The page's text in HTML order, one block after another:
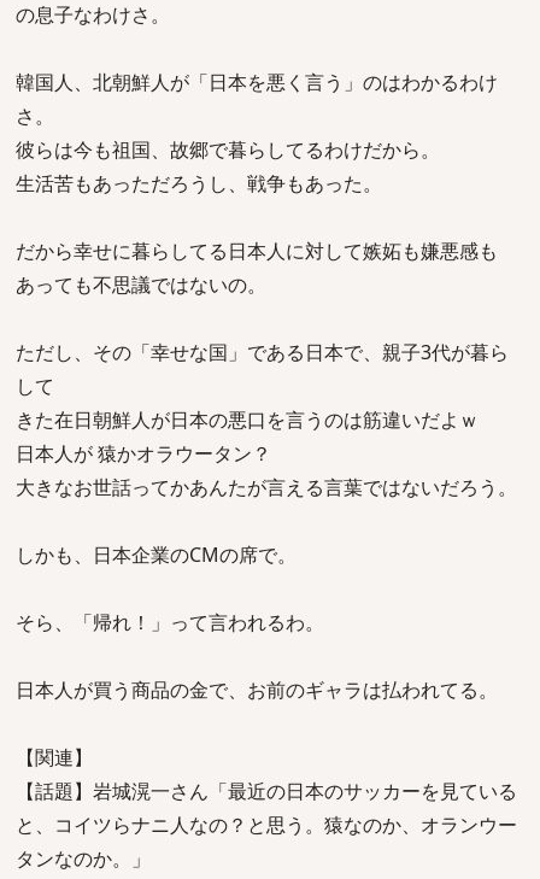
の息子なわけさ。
韓国人、北朝鮮人が「日本を悪く言う」のはわかるわけ
さ。
彼らは今も祖国、故郷で暮らしてるわけだから。
生活苦もあっただろうし、戦争もあった。
だから幸せに暮らしてる日本人に対して嫉妬も嫌悪感も
あっても不思議ではないの。
ただし、その「幸せな国」である日本で、親子3代が暮ら
して
きた在日朝鮮人が日本の悪口を言うのは筋違いだよｗ
日本人が 猿かオラウータン？
大きなお世話ってかあんたが言える言葉ではないだろう。
しかも、日本企業のCMの席で。
そら、「帰れ！」って言われるわ。
日本人が買う商品の金で、お前のギャラは払われてる。
【関連】
【話題】岩城滉一さん「最近の日本のサッカーを見ている
と、コイツらナニ人なの？と思う。猿なのか、オランウー
タンなのか。」